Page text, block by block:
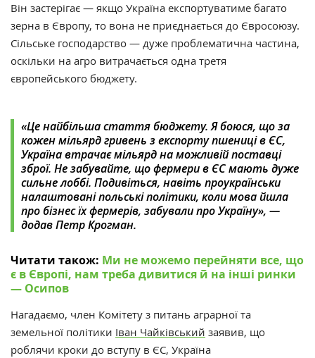
Він застерігає — якщо Україна експортуватиме багато
зерна в Європу, то вона не приєднається до Євросоюзу.
Сільське господарство — дуже проблематична частина,
оскільки на агро витрачається одна третя
європейського бюджету.
«Це найбільша стаття бюджету. Я боюся, що за
кожен мільярд гривень з експорту пшениці в ЄС,
Україна втрачає мільярд на можливій поставці
зброї. Не забувайте, що фермери в ЄС мають дуже
сильне лоббі. Подивіться, навіть проукраїнськи
налаштовані польські політики, коли мова йшла
про бізнес їх фермерів, забували про Україну», —
додав Петр Крогман.
Читати також: Ми не можемо перейняти все, що
є в Європі, нам треба дивитися й на інші ринки
— Осипов
Нагадаємо, член Комітету з питань аграрної та
земельної політики Іван Чайківський заявив, що
роблячи кроки до вступу в ЄС, Україна